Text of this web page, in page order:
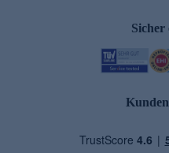
Sicher